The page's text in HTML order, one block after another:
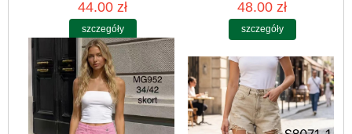
44.00 zł
szczegóły
48.00 zł
szczegóły